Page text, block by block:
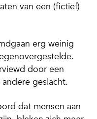
van een (fictief)
erg weinig
door een
geslacht.
dat mensen aan